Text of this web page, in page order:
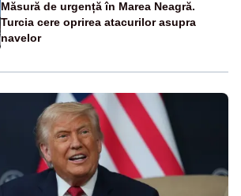
Măsură de urgență în Marea Neagră.
Turcia cere oprirea atacurilor asupra
navelor